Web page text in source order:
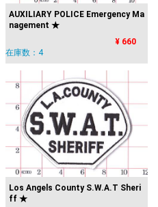
AUXILIARY POLICE Emergency Ma
nagement ★
¥ 660
在庫数：4
Los Angels County S.W.A.T Sheri
ff ★